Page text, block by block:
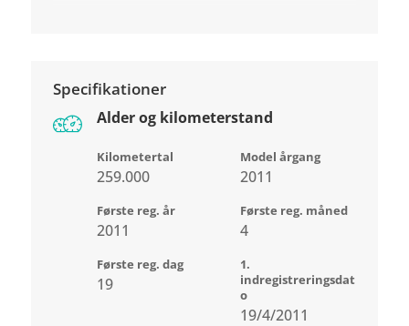
Specifikationer
Alder og kilometerstand
Kilometertal
259.000
Model årgang
2011
Første reg. år
2011
Første reg. måned
4
Første reg. dag
19
1.
indregistreringsdat
o
19/4/2011